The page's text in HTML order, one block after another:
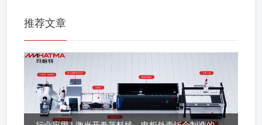
推荐文章